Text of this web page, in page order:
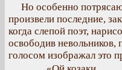
Но особенно
произвели последние,
когда слепой поэт,
освободив
голосом изображал это